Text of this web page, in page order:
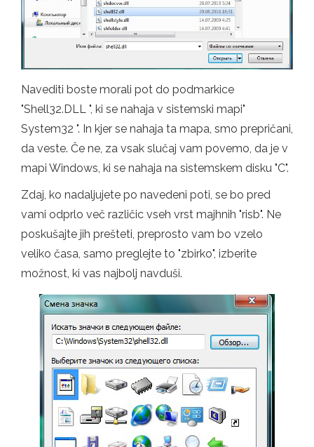
Navediti boste morali pot do podmarkice
"Shell32.DLL ", ki se nahaja v sistemski mapi"
System32 ". In kjer se nahaja ta mapa, smo prepričani,
da veste. Če ne, za vsak slučaj vam povemo, da je v
mapi Windows, ki se nahaja na sistemskem disku "C".
Zdaj, ko nadaljujete po navedeni poti, se bo pred
vami odprlo več različic vseh vrst majhnih "risb". Ne
poskušajte jih prešteti, preprosto vam bo vzelo
veliko časa, samo preglejte to "zbirko", izberite
možnost, ki vas najbolj navduši.